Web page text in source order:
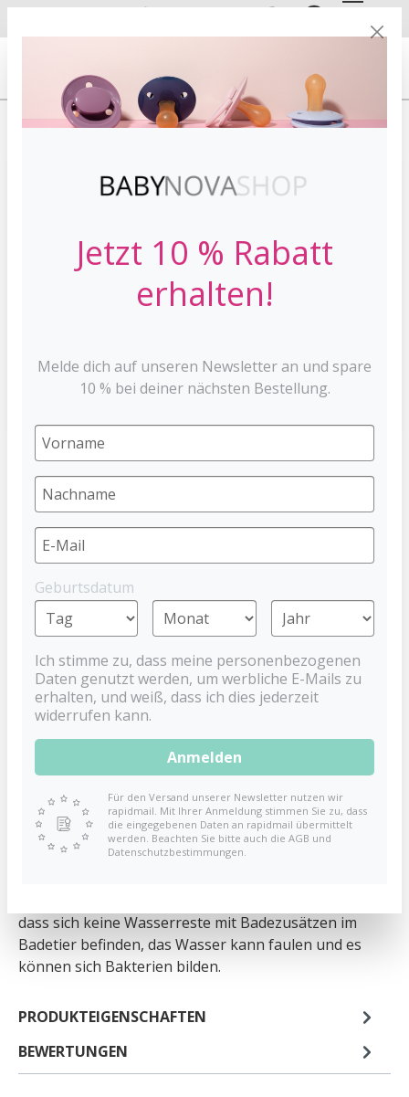
EN
HOME MARKEN BABYNOVA
Lustige Badetiere
BABYNOVA
6,99 €
Preise inkl. MwSt. zzgl. Versandkosten
Lustige Badetiere
Ab 6 Monaten geeignet. Für die Reinigung empfehlen
wir ein feuchtes Tuch. Nicht dampfsterilisieren,
auskochen oder in den Geschirrspüler geben. Nicht
direktem Sonnenlicht oder Hitze aussetzen. Alle
verwendeten Materialien sind farbecht und
unbedenklich.
Achtung! Zur Sicherheit und Gesundheit des Kindes.
dass sich keine Wasserreste mit Badezusätzen im
Badetier befinden, das Wasser kann faulen und es
können sich Bakterien bilden.
PRODUKTEIGENSCHAFTEN
BEWERTUNGEN
Jetzt 10 % Rabatt
erhalten!
Melde dich auf unseren Newsletter an und spare
10 % bei deiner nächsten Bestellung.
Geburtsdatum
Ich stimme zu, dass meine personenbezogenen
Daten genutzt werden, um werbliche E-Mails zu
erhalten, und weiß, dass ich dies jederzeit
widerrufen kann.
Anmelden
Für den Versand unserer Newsletter nutzen wir
rapidmail. Mit Ihrer Anmeldung stimmen Sie zu, dass
die eingegebenen Daten an rapidmail übermittelt
werden. Beachten Sie bitte auch die AGB und
Datenschutzbestimmungen.